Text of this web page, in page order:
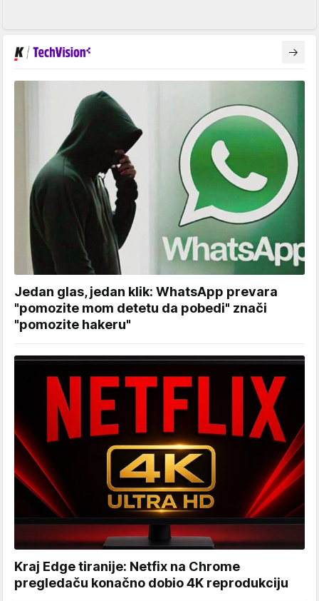
Jedan glas, jedan klik: WhatsApp prevara
"pomozite mom detetu da pobedi" znači
"pomozite hakeru"
Kraj Edge tiranije: Netfix na Chrome
pregledaču konačno dobio 4K reprodukciju